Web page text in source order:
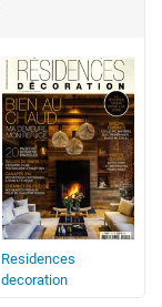
Residences
decoration